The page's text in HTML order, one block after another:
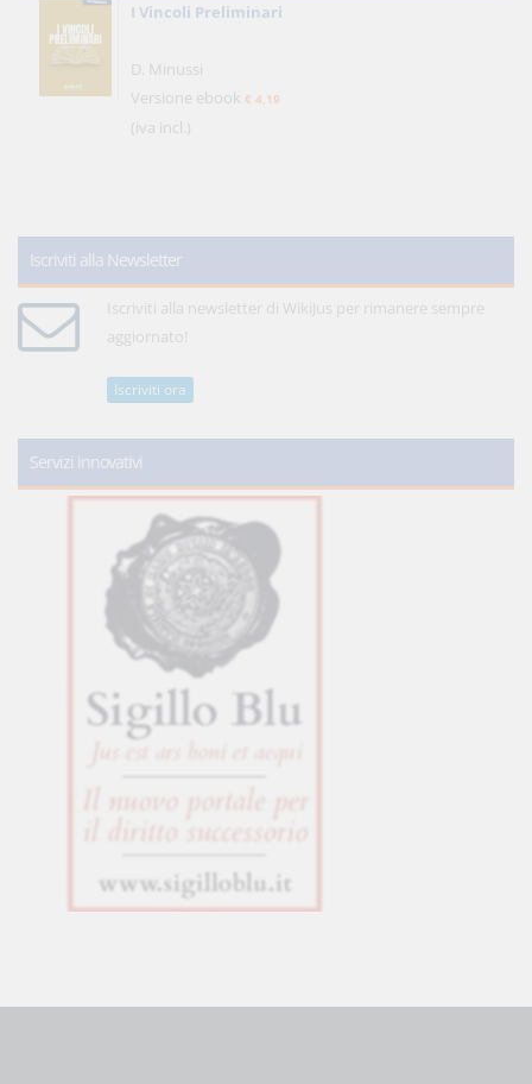
I Vincoli Preliminari
D. Minussi
Versione ebook € 4,19
(iva incl.)
Iscriviti alla Newsletter
Iscriviti alla newsletter di WikiJus per rimanere sempre
aggiornato!
Iscriviti ora
Servizi innovativi